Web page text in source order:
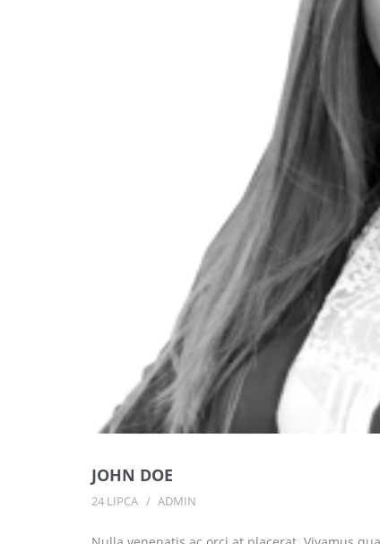
JOHN DOE
24 LIPCA ADMIN